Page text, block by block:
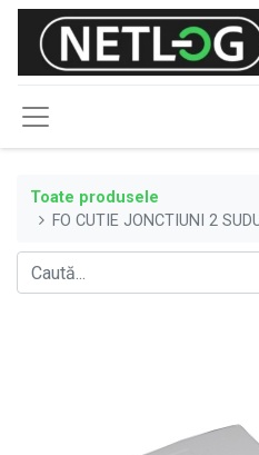
Toate produsele
FO CUTIE JONCTIUNI 2